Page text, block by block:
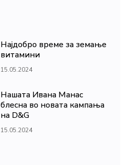
Најдобро време за земање
витамини
15.05.2024
Нашата Ивана Манас
блесна во новата кампања
на D&G
15.05.2024